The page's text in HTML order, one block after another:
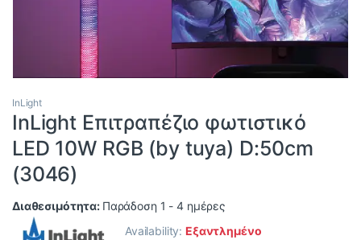
InLight
InLight Επιτραπέζιο φωτιστικό
LED 10W RGB (by tuya) D:50cm
(3046)
Διαθεσιμότητα: Παράδοση 1 - 4 ημέρες
Availability:Εξαντλημένο